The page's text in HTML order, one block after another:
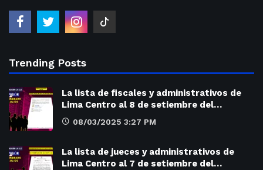
Trending Posts
La lista de fiscales y administrativos de
Lima Centro al 8 de setiembre del…
08/03/2025 3:27 PM
La lista de jueces y administrativos de
Lima Centro al 7 de setiembre del…